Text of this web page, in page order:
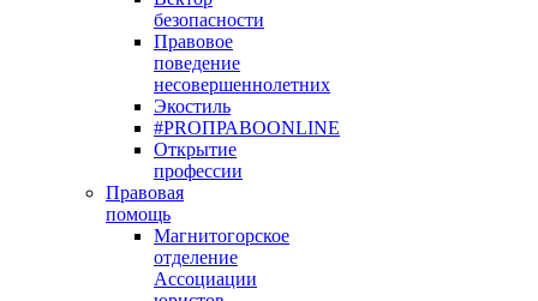
безопасности
Правовое
поведение
несовершеннолетних
Экостиль
#PROПРАВОONLINE
Открытие
профессии
Правовая
помощь
Магнитогорское
отделение
Ассоциации